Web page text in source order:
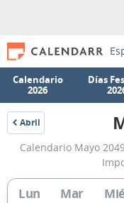
Calendario
2026
Días
Abril
2049
Calendario Mayo
Lun Mar